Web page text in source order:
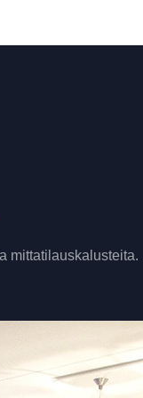
mittatilauskalusteita.